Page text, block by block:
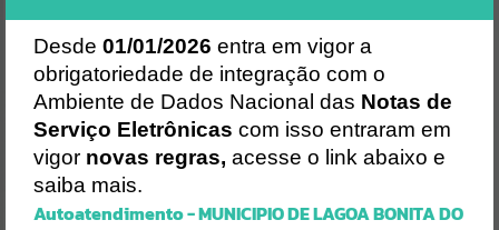
Resultados para""
Portais
Desde 01/01/2026 entra em vigor a
obrigatoriedade de integração com o
Ambiente de Dados Nacional das Notas de
Serviço Eletrônicas com isso entraram em
vigor novas regras, acesse o link abaixo e
saiba mais.
Autoatendimento - MUNICIPIO DE LAGOA BONITA DO
Erro
Gerenciamento do Sistema
Ocorreu um erro de script: